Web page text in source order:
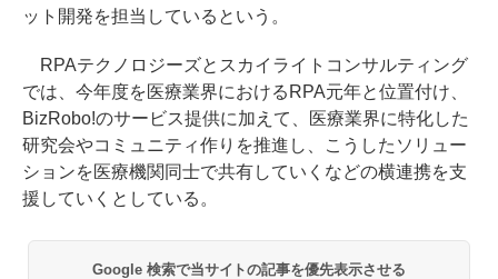
ット開発を担当しているという。
RPAテクノロジーズとスカイライトコンサルティング
では、今年度を医療業界におけるRPA元年と位置付け、
BizRobo!のサービス提供に加えて、医療業界に特化した
研究会やコミュニティ作りを推進し、こうしたソリュー
ションを医療機関同士で共有していくなどの横連携を支
援していくとしている。
Google 検索で当サイトの記事を優先表示させる